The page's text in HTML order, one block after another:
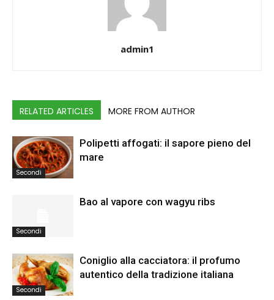
admin1
RELATED ARTICLES MORE FROM AUTHOR
Secondi
Polipetti affogati: il sapore pieno del
mare
Secondi
Bao al vapore con wagyu ribs
Secondi
Coniglio alla cacciatora: il profumo
autentico della tradizione italiana